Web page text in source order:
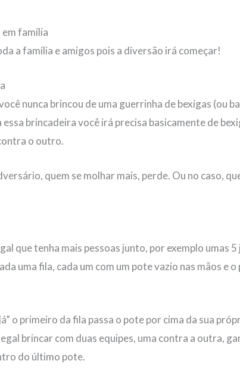
família
a família e amigos pois a diversão irá começar!
nunca brincou de uma guerrinha de bexigas (ou
brincadeira você irá precisa basicamente de
o outro.
quem se molhar mais, perde. Ou no caso,
que tenha mais pessoas junto, por exemplo umas
uma fila, cada um com um pote vazio nas mãos e
o primeiro da fila passa o pote por cima da sua
brincar com duas equipes, uma contra a outra,
do último pote.